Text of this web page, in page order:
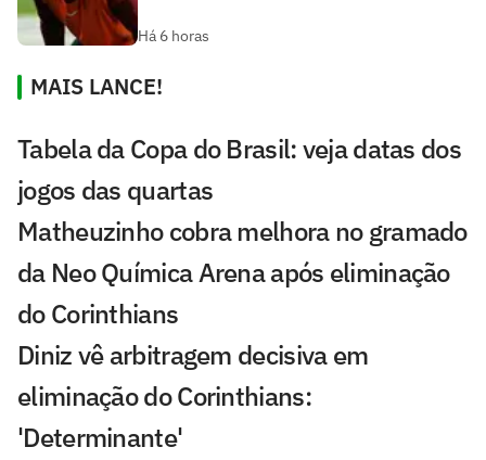
Há 6 horas
MAIS LANCE!
Tabela da Copa do Brasil: veja datas dos
jogos das quartas
Matheuzinho cobra melhora no gramado
da Neo Química Arena após eliminação
do Corinthians
Diniz vê arbitragem decisiva em
eliminação do Corinthians:
'Determinante'